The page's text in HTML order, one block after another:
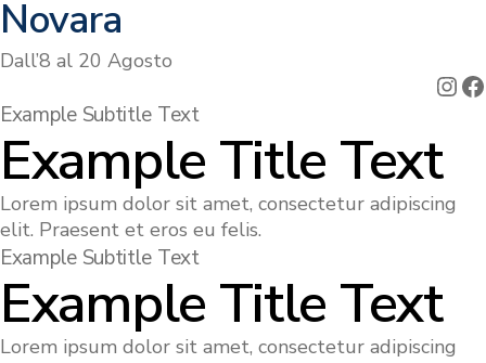
Novara
Dall’8 al 20 Agosto
Example Subtitle Text
Example Title Text
Lorem ipsum dolor sit amet, consectetur adipiscing
elit. Praesent et eros eu felis.
Example Subtitle Text
Example Title Text
Lorem ipsum dolor sit amet, consectetur adipiscing